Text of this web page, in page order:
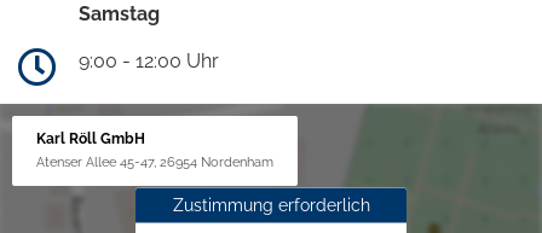
Samstag
9:00 - 12:00 Uhr
Karl Röll GmbH
Atenser Allee 45-47, 26954 Nordenham
Zustimmung erforderlich